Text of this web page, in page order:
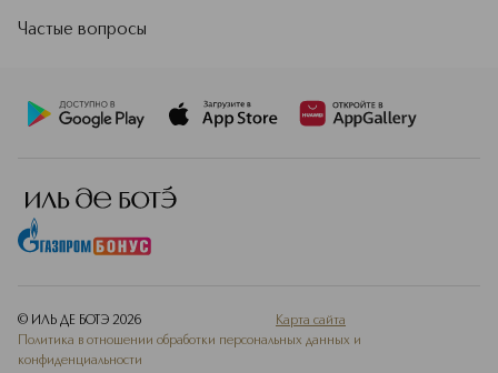
Частые вопросы
© ИЛЬ ДЕ БОТЭ 2026
Карта сайта
Политика в отношении обработки персональных данных и
конфиденциальности